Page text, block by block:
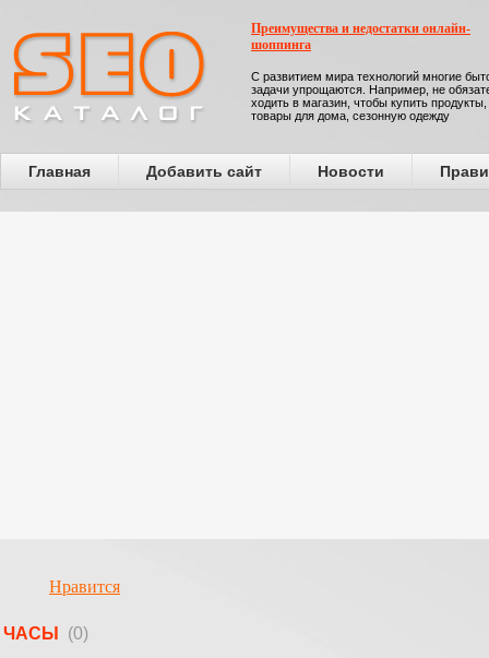
Преимущества и недостатки онлайн-
шоппинга
С развитием мира технологий многие
задачи упрощаются. Например, не
ходить в магазин, чтобы купить продукты,
товары для дома, сезонную одежду
Главная Добавить сайт Новости
Нравится
ЧАСЫ (0)